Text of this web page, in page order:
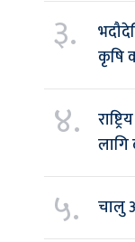
३.
कृषि
४.
लागि
५. चालु